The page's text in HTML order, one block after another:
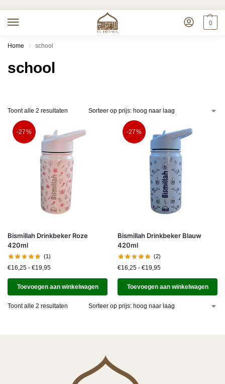
0
Home / school
school
Toont alle 2 resultaten
-27%
Bismillah Drinkbeker Roze
420ml
(1)
€16,25 - €19,95
Toevoegen aan winkelwagen
-27%
Bismillah Drinkbeker Blauw
420ml
(2)
€16,25 - €19,95
Toevoegen aan winkelwagen
Toont alle 2 resultaten